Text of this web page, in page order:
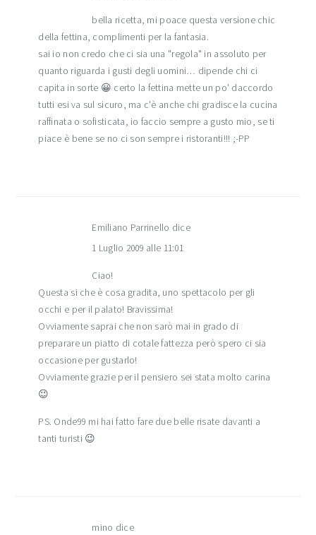
bella ricetta, mi poace questa versione chic
della fettina, complimenti per la fantasia.
sai io non credo che ci sia una "regola" in assoluto per
quanto riguarda i gusti degli uomini… dipende chi ci
capita in sorte 😀 certo la fettina mette un po' daccordo
tutti esi va sul sicuro, ma c'è anche chi gradisce la cucina
raffinata o sofisticata, io faccio sempre a gusto mio, se ti
piace è bene se no ci son sempre i ristoranti!!! ;-PP
Emiliano Parrinello dice
1 Luglio 2009 alle 11:01
Ciao!
Questa si che è cosa gradita, uno spettacolo per gli
occhi e per il palato! Bravissima!
Ovviamente saprai che non sarò mai in grado di
preparare un piatto di cotale fattezza però spero ci sia
occasione per gustarlo!
Ovviamente grazie per il pensiero sei stata molto carina
😉
PS. Onde99 mi hai fatto fare due belle risate davanti a
tanti turisti 😉
mino dice